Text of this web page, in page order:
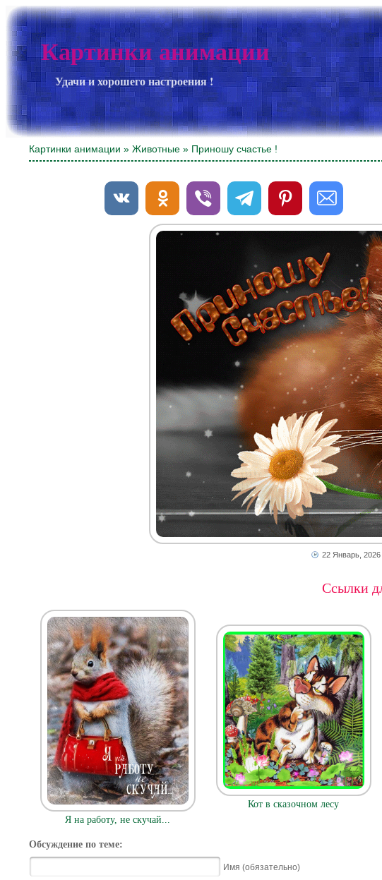
Картинки анимации
Удачи и хорошего настроения !
Картинки анимации »Животные » Приношу счастье !
22 Январь, 2026
Ссылки
Я на работу, не скучай...
Кот в сказочном лесу
Обсуждение по теме:
Имя (обязательно)